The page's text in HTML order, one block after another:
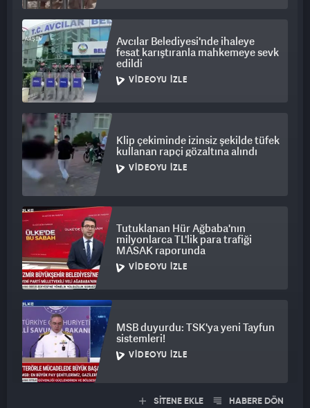
Avcılar Belediyesi'nde ihaleye
fesat karıştıranla mahkemeye sevk
edildi
VIDEOYU İZLE
Klip çekiminde izinsiz şekilde tüfek
kullanan rapçi gözaltına alındı
VIDEOYU İZLE
Tutuklanan Hür Ağbaba'nın
milyonlarca TL'lik para trafiği
MASAK raporunda
VIDEOYU İZLE
MSB duyurdu: TSK'ya yeni Tayfun
sistemleri!
VIDEOYU İZLE
SİTENE EKLE HABERE DÖN